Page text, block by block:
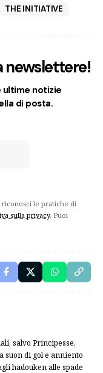
THE INITIATIVE
newslettere!
ultime notizie
di posta.
riconosci le pratiche di
sulla privacy. Puoi
salvo Principesse,
suon di gol e anniento
hadouken alle spade